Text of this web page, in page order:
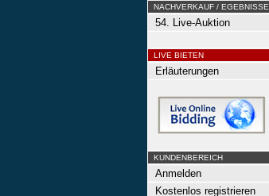
NACHVERKAUF / EGEBNISSE
54. Live-Auktion
LIVE BIETEN
Erläuterungen
KUNDENBEREICH
Anmelden
Kostenlos registrieren